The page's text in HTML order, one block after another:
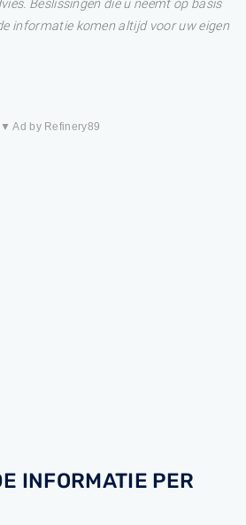
Beslissingen die u neemt op basis
informatie komen altijd voor uw eigen
▼ Ad by Refinery89
INFORMATIE PER